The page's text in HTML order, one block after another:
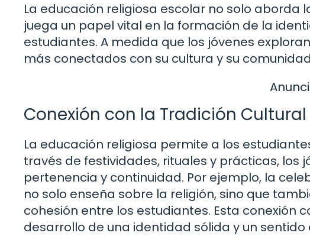
La educación religiosa escolar no solo aborda
juega un papel vital en la formación de la
estudiantes. A medida que los jóvenes
más conectados con su cultura y su
Conexión con la Tradición Cultural
La educación religiosa permite a los
través de festividades, rituales y prácticas, los
pertenencia y continuidad. Por ejemplo, la
no solo enseña sobre la religión, sino que
cohesión entre los estudiantes. Esta conexión
desarrollo de una identidad sólida y un